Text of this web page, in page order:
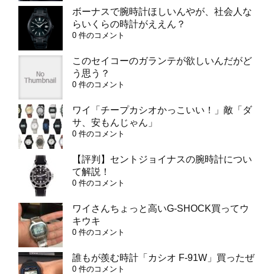
ボーナスで腕時計ほしいんやが、社会人な
らいくらの時計がええん？
0 件のコメント
このセイコーのガランテが欲しいんだがど
う思う？
0 件のコメント
ワイ「チープカシオかっこいい！」敵「ダ
サ、安もんじゃん」
0 件のコメント
【評判】セントジョイナスの腕時計につい
て解説！
0 件のコメント
ワイさんちょっと高いG-SHOCK買ってウ
キウキ
0 件のコメント
誰もが羨む時計「カシオ F-91W」買ったぜ
0 件のコメント